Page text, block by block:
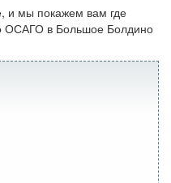
и мы покажем вам где
ОСАГО в Большое Болдино